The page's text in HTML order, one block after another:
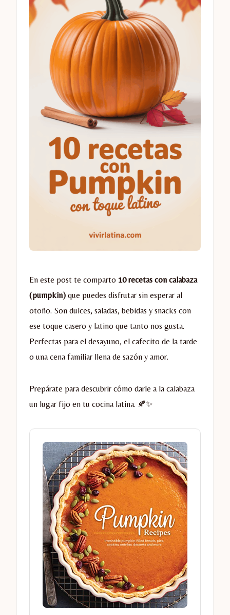
En este post te comparto 10 recetas con calabaza
(pumpkin) que puedes disfrutar sin esperar al
otoño. Son dulces, saladas, bebidas y snacks con
ese toque casero y latino que tanto nos gusta.
Perfectas para el desayuno, el cafecito de la tarde
o una cena familiar llena de sazón y amor.
Prepárate para descubrir cómo darle a la calabaza
un lugar fijo en tu cocina latina. 🍂✨